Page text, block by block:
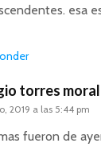
esa
torres
2019 a las 5:44 pm
fueron de